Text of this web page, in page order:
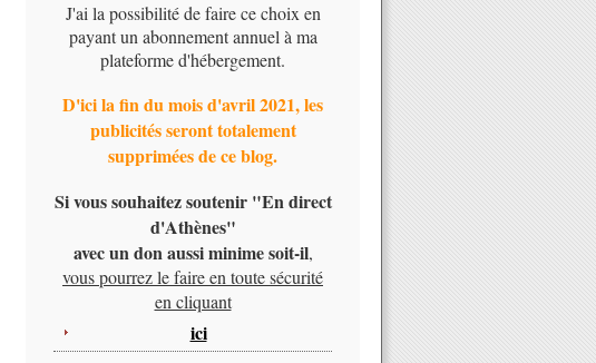
J'ai la possibilité de faire ce choix en
payant un abonnement annuel à ma
plateforme d'hébergement.
D'ici la fin du mois d'avril 2021, les
publicités seront totalement
supprimées de ce blog.
Si vous souhaitez soutenir "En direct
d'Athènes"
avec un don aussi minime soit-il,
vous pourrez le faire en toute sécurité
en cliquant
ici